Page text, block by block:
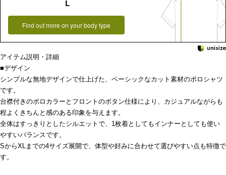
L
Find out more on your body type
アイテム説明・詳細
■デザイン
シンプルな無地デザインで仕上げた、ベーシックなカット素材のポロシャツ
です。
台襟付きのポロカラーとフロントのボタン仕様により、カジュアルながらも
程よくきちんと感のある印象を与えます。
全体はすっきりとしたシルエットで、1枚着としてもインナーとしても使い
やすいバランスです。
SからXLまでの4サイズ展開で、体型や好みに合わせて選びやすい点も特徴で
す。